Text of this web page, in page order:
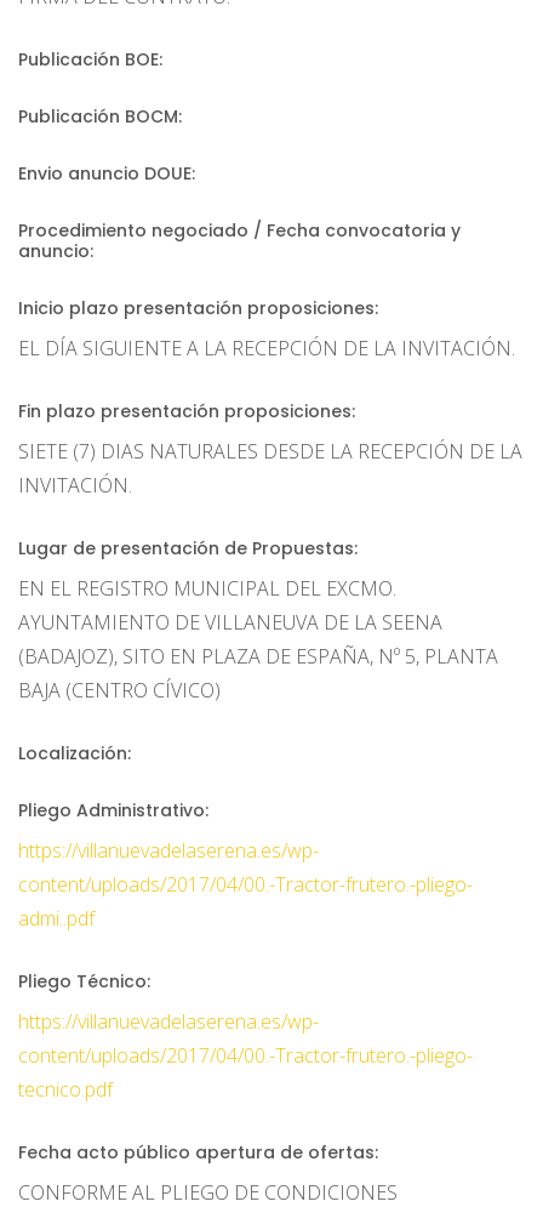
Publicación BOE:
Publicación BOCM:
Envio anuncio DOUE:
Procedimiento negociado / Fecha convocatoria y
anuncio:
Inicio plazo presentación proposiciones:
EL DÍA SIGUIENTE A LA RECEPCIÓN DE LA INVITACIÓN.
Fin plazo presentación proposiciones:
SIETE (7) DIAS NATURALES DESDE LA RECEPCIÓN DE LA
INVITACIÓN.
Lugar de presentación de Propuestas:
EN EL REGISTRO MUNICIPAL DEL EXCMO.
AYUNTAMIENTO DE VILLANEUVA DE LA SEENA
(BADAJOZ), SITO EN PLAZA DE ESPAÑA, Nº 5, PLANTA
BAJA (CENTRO CÍVICO)
Localización:
Pliego Administrativo:
https://villanuevadelaserena.es/wp-
content/uploads/2017/04/00.-Tractor-frutero.-pliego-
admi..pdf
Pliego Técnico:
https://villanuevadelaserena.es/wp-
content/uploads/2017/04/00.-Tractor-frutero.-pliego-
tecnico.pdf
Fecha acto público apertura de ofertas:
CONFORME AL PLIEGO DE CONDICIONES